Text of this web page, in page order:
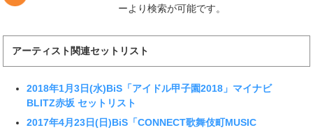
ーより検索が可能です。
アーティスト関連セットリスト
2018年1月3日(水)BiS「アイドル甲子園2018」マイナビ
BLITZ赤坂 セットリスト
2017年4月23日(日)BiS「CONNECT歌舞伎町MUSIC